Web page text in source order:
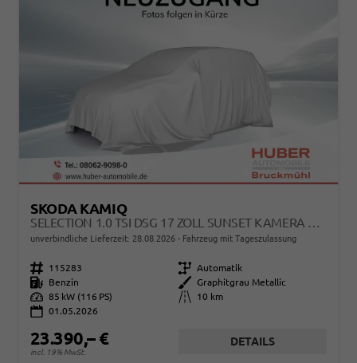
SKODA KAMIQ
SELECTION 1.0 TSI DSG 17 ZOLL SUNSET KAMERA PDC V+H
unverbindliche Lieferzeit: 28.08.2026 Fahrzeug mit Tageszulassung
Fahrzeugnr. 115283 Getriebe Automatik
Kraftstoff
Benzin Außenfarbe
Graphitgrau Metallic
Leistung 85 kW (116 PS) Kilometerstand
10 km
01.05.2026
23.390,– €
incl. 19% MwSt.
DETAILS